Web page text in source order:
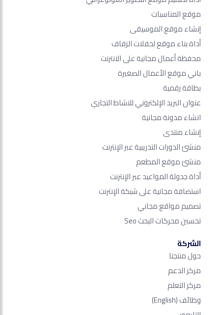
موقع المناسبات
إنشاء موقع الموسيقى
أداة بناء موقع لحفلات الزفاف
محفظة أعمال مجانية على الانترنت
باني موقع الأعمال الصغيرة
بطاقة رقمية
عنوان البريد الإلكتروني للنشاط التجاري
انشاء مدونة مجانية
إنشاء منتدى
منشئ الدورات التدريبية عبر الإنترنت
منشئ موقع المطعم
أداة جدولة المواعيد عبر الإنترنت
استضافة مجانية على شبكة الإنترنت
تصميم مواقع مجاني
تحسين محركات البحث Seo​
الشركة
حول منتجنا
مركز الدعم
مركز التعلم
وظائف(English)